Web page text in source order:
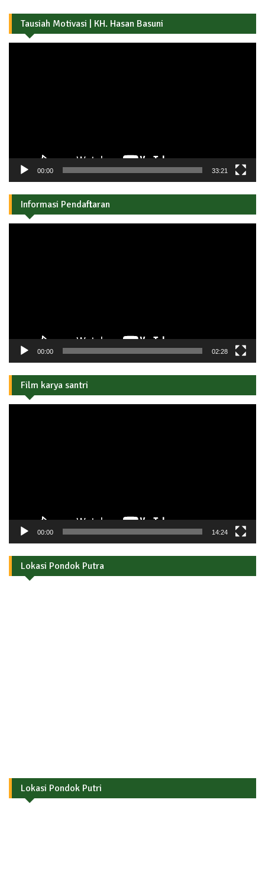
Tausiah Motivasi | KH. Hasan Basuni
00:00 33:21
Informasi Pendaftaran
00:00 02:28
Film karya santri
00:00 14:24
Lokasi Pondok Putra
Lokasi Pondok Putri